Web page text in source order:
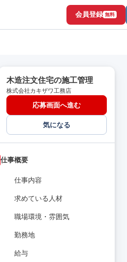
会員登録 無料
木造注文住宅の施工管理
株式会社カキザワ工務店
応募画面へ進む
気になる
仕事概要
仕事内容
求めている人材
職場環境・雰囲気
勤務地
給与